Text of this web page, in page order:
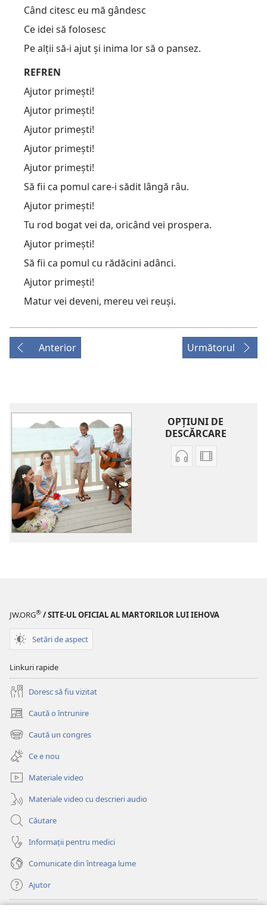
Când citesc eu mă gândesc
Ce idei să folosesc
Pe alții să-i ajut și inima lor să o pansez.
REFREN
Ajutor primești!
Ajutor primești!
Ajutor primești!
Ajutor primești!
Ajutor primești!
Să fii ca pomul care-i sădit lângă râu.
Ajutor primești!
Tu rod bogat vei da, oricând vei prospera.
Ajutor primești!
Să fii ca pomul cu rădăcini adânci.
Ajutor primești!
Matur vei deveni, mereu vei reuși.
Anterior Următorul
OPŢIUNI DE
DESCĂRCARE
OpțiuniOpțiuni
JW.ORG® / SITE-UL OFICIAL AL MARTORILOR LUI IEHOVA
Setări de aspect
Linkuri rapide
Doresc să fiu vizitat
Caută o întrunire
(se
deschide
o
fereastră
nouă)
Caută un congres
(se
deschide
o
fereastră
nouă)
Ce e nou
Materiale video
Materiale video cu descrieri audio
Căutare
Informații pentru medici
Comunicate din întreaga lume
Ajutor